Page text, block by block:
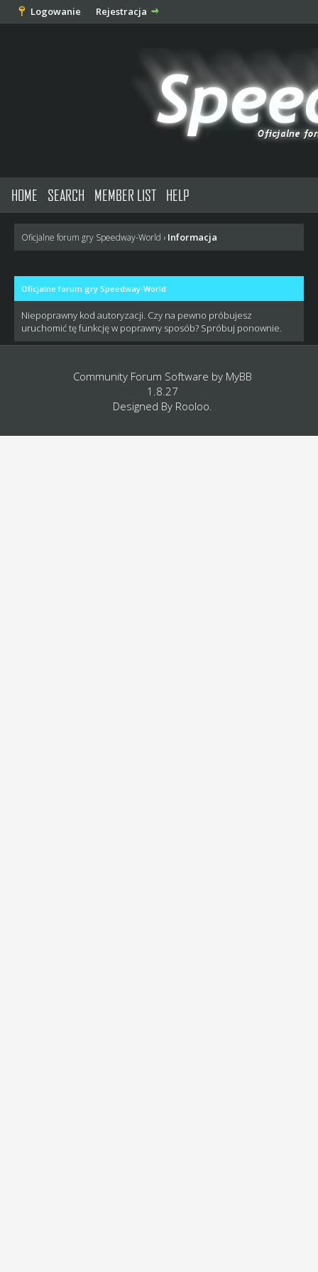
Logowanie Rejestracja
HOME SEARCH MEMBER LIST HELP
Oficjalne forum gry Speedway-World › Informacja
Oficjalne forum gry Speedway-World
Niepoprawny kod autoryzacji. Czy na pewno próbujesz
uruchomić tę funkcję w poprawny sposób? Spróbuj ponownie.
Community Forum Software by MyBB
1.8.27
Designed By Rooloo.